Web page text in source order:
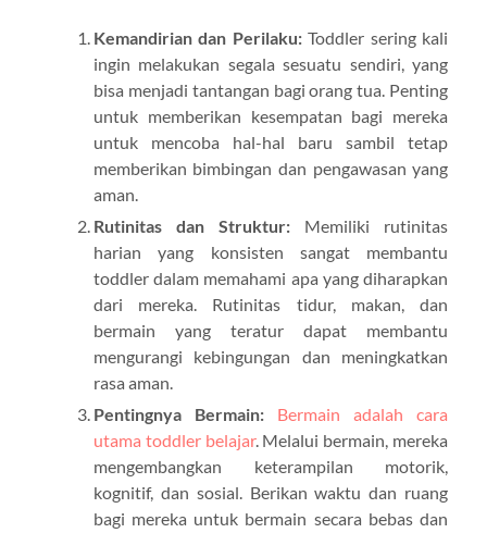
Kemandirian dan Perilaku:Toddler sering kali
ingin melakukan segala sesuatu sendiri, yang
bisa menjadi tantangan bagi orang tua. Penting
untuk memberikan kesempatan bagi mereka
untuk mencoba hal-hal baru sambil tetap
memberikan bimbingan dan pengawasan yang
aman.
Rutinitas dan Struktur: Memiliki rutinitas
harian yang konsisten sangat membantu
toddler dalam memahami apa yang diharapkan
dari mereka. Rutinitas tidur, makan, dan
bermain yang teratur dapat membantu
mengurangi kebingungan dan meningkatkan
rasa aman.
Pentingnya Bermain:
Bermain adalah cara
utama toddler belajar. Melalui bermain, mereka
mengembangkan keterampilan motorik,
kognitif, dan sosial. Berikan waktu dan ruang
bagi mereka untuk bermain secara bebas dan